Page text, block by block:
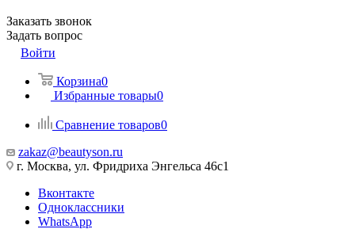
Заказать звонок
Задать вопрос
Войти
Корзина0
Избранные товары0
Сравнение товаров0
zakaz@beautyson.ru
г. Москва, ул. Фридриха Энгельса 46с1
Вконтакте
Одноклассники
WhatsApp